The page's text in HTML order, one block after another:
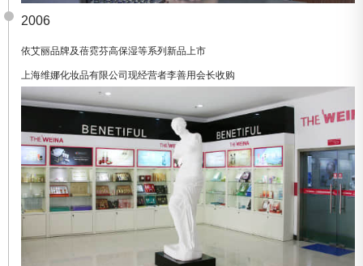
2006
依艾丽品牌及蓓霓芬高保湿等系列新品上市
上海维娜化妆品有限公司现经营者李善用会长收购